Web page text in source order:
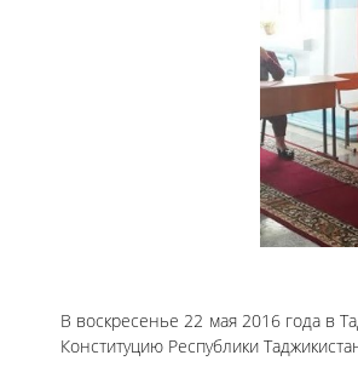
В воскресенье 22 мая 2016 года в
Конституцию Республики